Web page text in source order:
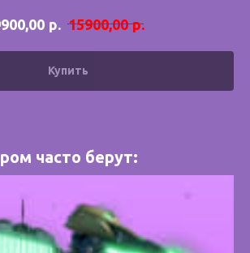
р. 15900,00 р.
Купить
часто берут: